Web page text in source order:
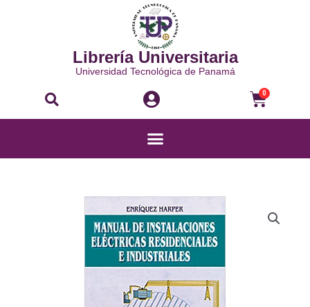
Librería Universitaria
Universidad Tecnológica de Panamá
Buscar 0
Menú